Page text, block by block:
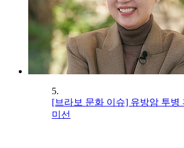
5.
[브라보 문화 이슈] 유방암 투병
미선